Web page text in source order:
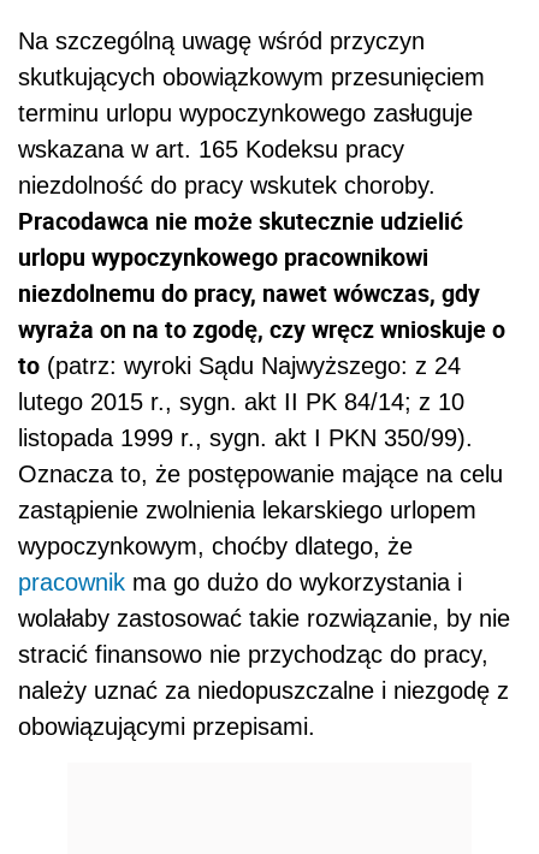
Na szczególną uwagę wśród przyczyn
skutkujących obowiązkowym przesunięciem
terminu urlopu wypoczynkowego zasługuje
wskazana w art. 165 Kodeksu pracy
niezdolność do pracy wskutek choroby.
Pracodawca nie może skutecznie udzielić
urlopu wypoczynkowego pracownikowi
niezdolnemu do pracy, nawet wówczas, gdy
wyraża on na to zgodę, czy wręcz wnioskuje o
to (patrz: wyroki Sądu Najwyższego: z 24
lutego 2015 r., sygn. akt II PK 84/14; z 10
listopada 1999 r., sygn. akt I PKN 350/99).
Oznacza to, że postępowanie mające na celu
zastąpienie zwolnienia lekarskiego urlopem
wypoczynkowym, choćby dlatego, że
pracownik ma go dużo do wykorzystania i
wolałaby zastosować takie rozwiązanie, by nie
stracić finansowo nie przychodząc do pracy,
należy uznać za niedopuszczalne i niezgodę z
obowiązującymi przepisami.